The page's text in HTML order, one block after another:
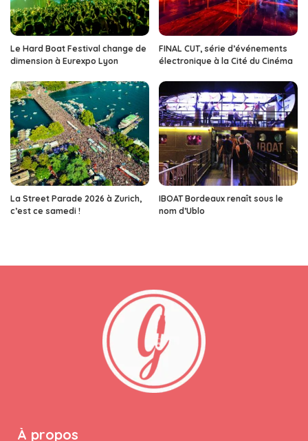
Le Hard Boat Festival change de
dimension à Eurexpo Lyon
FINAL CUT, série d’événements
électronique à la Cité du Cinéma
La Street Parade 2026 à Zurich,
c’est ce samedi !
IBOAT Bordeaux renaît sous le
nom d’Ublo
À propos